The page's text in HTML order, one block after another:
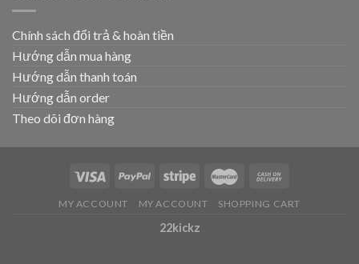
Chính sách đổi trả & hoàn tiền
Hướng dẫn mua hàng
Hướng dẫn thanh toán
Hướng dẫn order
Theo dõi đơn hàng
MY ACCOUNT MY ACCOUNT SHOPPING CART
22kickz